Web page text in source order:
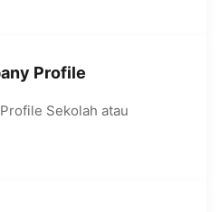
Profile
Sekolah atau